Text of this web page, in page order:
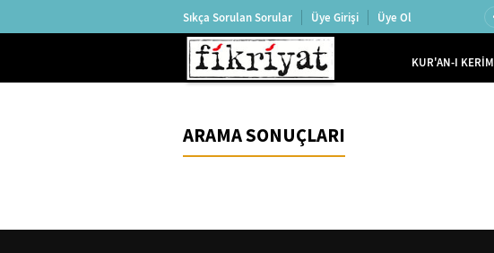
Sıkça Sorulan Sorular Üye Girişi Üye Ol
KUR'AN-I KERİM
ARAMA SONUÇLARI